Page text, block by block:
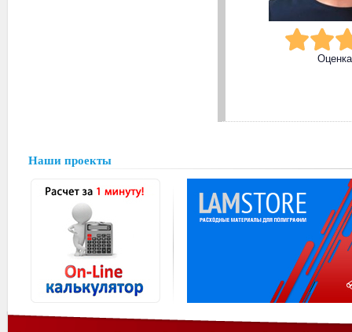
Наши проекты